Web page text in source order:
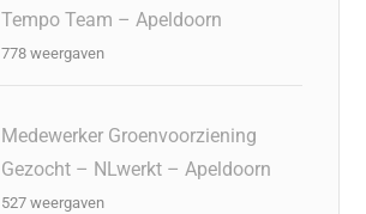
Tempo Team – Apeldoorn
778 weergaven
Medewerker Groenvoorziening
Gezocht – NLwerkt – Apeldoorn
527 weergaven